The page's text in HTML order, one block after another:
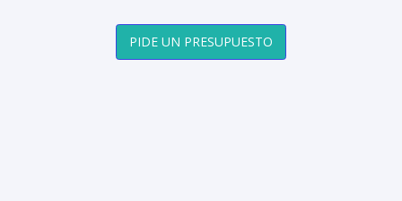
PIDE UN PRESUPUESTO